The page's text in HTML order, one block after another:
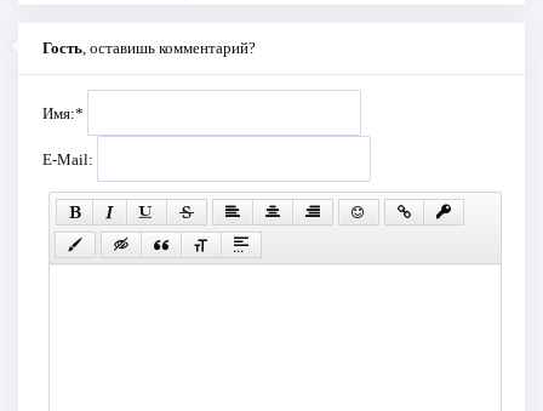
Гость , оставишь комментарий?
Имя:*
E-Mail: